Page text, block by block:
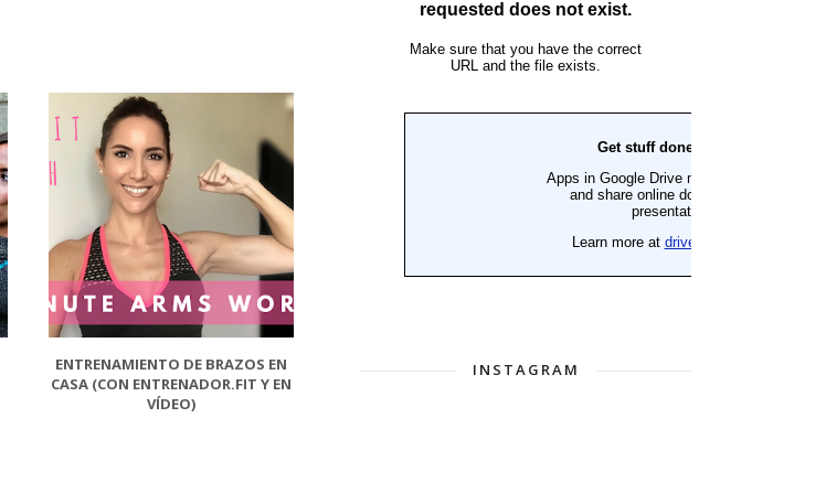
ENTRENAMIENTO DE BRAZOS EN
CASA (CON ENTRENADOR.FIT Y EN
VÍDEO)
INSTAGRAM